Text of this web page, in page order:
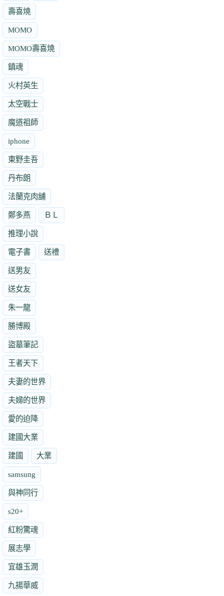
壽喜燒
MOMO
MOMO壽喜燒
鎮魂
火村英生
太空戰士
魔道祖師
iphone
東野圭吾
丹布朗
法蘭克肉舖
鄭多燕 ＢＬ
推理小說
電子書 送禮
送男友
送女友
朱一龍
勝博殿
盜墓筆記
王者天下
夫妻的世界
夫婦的世界
愛的迫降
建國大業
建國 大業
samsung
與神同行
s20+
紅粉驚魂
展志學
宜雄玉潤
九揚華威